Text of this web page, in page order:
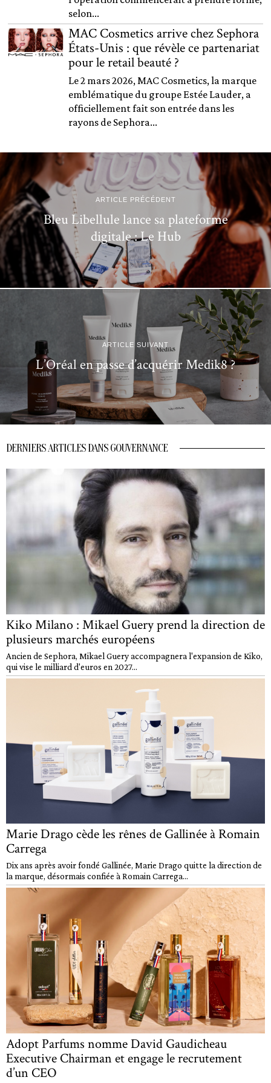
selon...
MAC Cosmetics arrive chez Sephora
États-Unis : que révèle ce partenariat
pour le retail beauté ?
Le 2 mars 2026, MAC Cosmetics, la marque
emblématique du groupe Estée Lauder, a
officiellement fait son entrée dans les
rayons de Sephora...
ARTICLE PRÉCÉDENT
Bleu Libellule lance sa plateforme
digitale : Le Hub
ARTICLE SUIVANT
L’Oréal en passe d’acquérir Medik8 ?
DERNIERS ARTICLES DANS GOUVERNANCE
Kiko Milano : Mikael Guery prend la direction de
plusieurs marchés européens
Ancien de Sephora, Mikael Guery accompagnera l'expansion de Kiko,
qui vise le milliard d'euros en 2027...
Marie Drago cède les rênes de Gallinée à Romain
Carrega
Dix ans après avoir fondé Gallinée, Marie Drago quitte la direction de
la marque, désormais confiée à Romain Carrega...
Adopt Parfums nomme David Gaudicheau
Executive Chairman et engage le recrutement
d’un CEO